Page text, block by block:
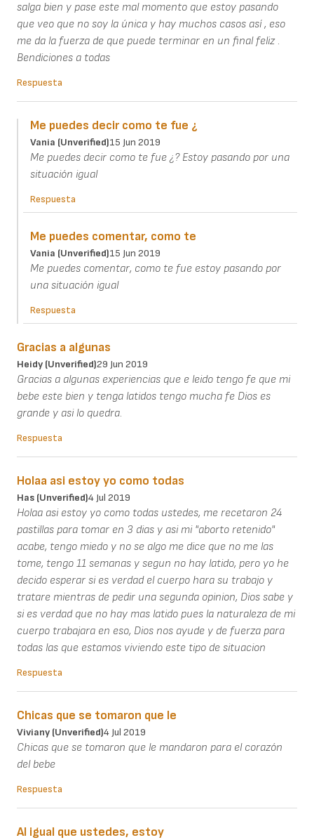
salga bien y pase este mal momento que estoy pasando
que veo que no soy la única y hay muchos casos así , eso
me da la fuerza de que puede terminar en un final feliz .
Bendiciones a todas
Respuesta
Me puedes decir como te fue ¿
Vania (unverified)15 Jun 2019
Me puedes decir como te fue ¿? Estoy pasando por una
situación igual
Respuesta
Me puedes comentar, como te
Vania (unverified)15 Jun 2019
Me puedes comentar, como te fue estoy pasando por
una situación igual
Respuesta
Gracias a algunas
Heidy (unverified)29 Jun 2019
Gracias a algunas experiencias que e leido tengo fe que mi
bebe este bien y tenga latidos tengo mucha fe Dios es
grande y asi lo quedra.
Respuesta
Holaa asi estoy yo como todas
Has (unverified)4 Jul 2019
Holaa asi estoy yo como todas ustedes, me recetaron 24
pastillas para tomar en 3 dias y asi mi "aborto retenido"
acabe, tengo miedo y no se algo me dice que no me las
tome, tengo 11 semanas y segun no hay latido, pero yo he
decido esperar si es verdad el cuerpo hara su trabajo y
tratare mientras de pedir una segunda opinion, Dios sabe y
si es verdad que no hay mas latido pues la naturaleza de mi
cuerpo trabajara en eso, Dios nos ayude y de fuerza para
todas las que estamos viviendo este tipo de situacion
Respuesta
Chicas que se tomaron que le
Viviany (unverified)4 Jul 2019
Chicas que se tomaron que le mandaron para el corazón
del bebe
Respuesta
Al igual que ustedes, estoy